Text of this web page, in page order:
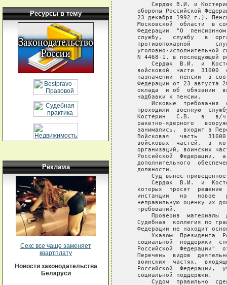
Ресурсы в тему
Реклама
Секс все чаще заменяет
квартплату
Новости законодательства
Беларуси
Сердюк В.И. и
обороны Российской
23 декабря 1992 г.).
Московской  области  в
Федерации  "О
службу,   службу   в
противопожарной
уголовно-исполнительной
N 4468-1, в последующей
Сердюк  В.И.  и
войсковой  части  31600
назначении  пенсии  в
Федерации от 23 августа
оклада  и об  обязании
   надбавки к пенсии.
Исковые  требования
проходили  военную
Костерин   С.В.   в   в/
ракетно-ядерного
занимались,  входит в
Войсковая   часть
войсковых  частей,  в
организаций, воинских
Российской  Федерации,
дополнительного
   должности.
Суд вынес
Сердюк  В.И.  и
которых  просят  решение
инстанции   на   новое
неправильную оценку их
   требований.
Проверив  материалы
Судебная  коллегия по
Федерации не находит
Указом  Президента
социальной  поддержки
Российской  Федерации"
Перечень  видов
воинских  частях,
Российской  Федерации,
   социальной поддержки.
Судом  правильно